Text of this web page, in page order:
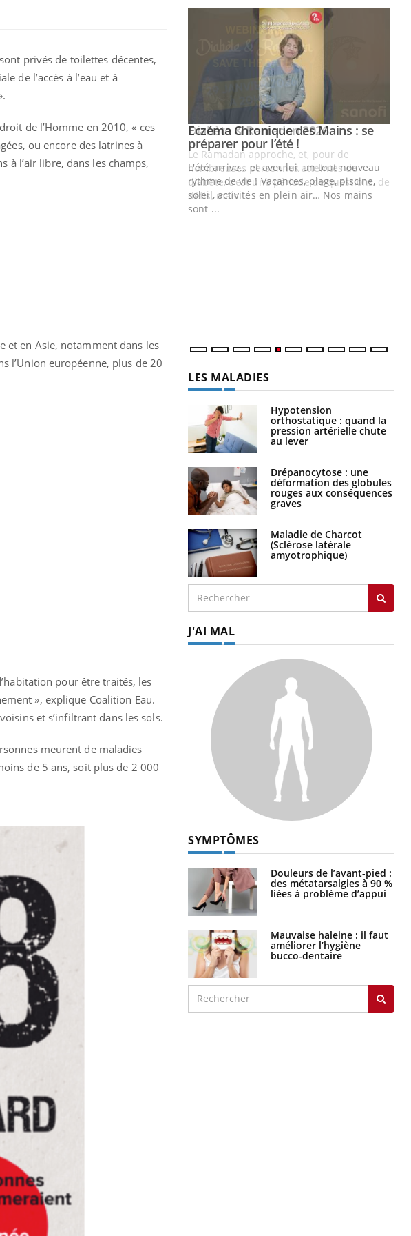
privés de toilettes décentes,
de l’accès à l’eau et à
de l’Homme en 2010, « ces
ou encore des latrines à
à l’air libre, dans les champs,
et en Asie, notamment dans les
l’Union européenne, plus de 20
pour être traités, les
», explique Coalition Eau.
et s’infiltrant dans les sols.
meurent de maladies
de 5 ans, soit plus de 2 000
Chronique des Mains : se
pour l’été !Youtube
arrive… et avec lui, un tout nouveau
Youtube
Diabète & Ramadan 2026Youtube
Le Ramadan approche, et, pour de
nombreuses personnes atteintes de
diabète, c'est une période de questions, de
défis, mais ...
LES MALADIES
Hypotension
orthostatique : quand la
pression artérielle chute
au lever
Drépanocytose : une
déformation des globules
rouges aux conséquences
graves
Maladie de Charcot
(Sclérose latérale
amyotrophique)
J'AI MAL
SYMPTÔMES
Douleurs de l’avant-pied :
des métatarsalgies à 90 %
liées à problème d’appui
Mauvaise haleine : il faut
améliorer l’hygiène
bucco-dentaire